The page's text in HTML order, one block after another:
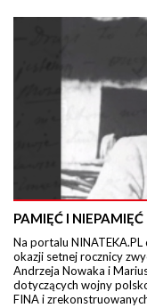
PAMIĘĆ I
Na portalu
okazji setnej rocznicy
Andrzeja Nowaka i
dotyczących wojny
FINA i